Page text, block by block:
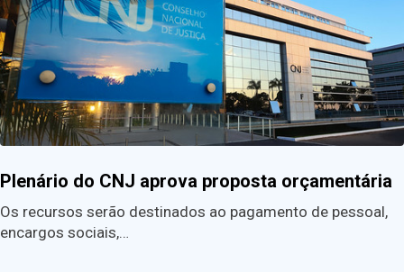
Plenário do CNJ aprova proposta orçamentária
Os recursos serão destinados ao pagamento de pessoal,
encargos sociais,…